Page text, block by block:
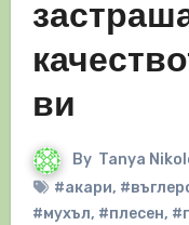
ви
By Tanya
#акари,
#мухъл, #плесен,